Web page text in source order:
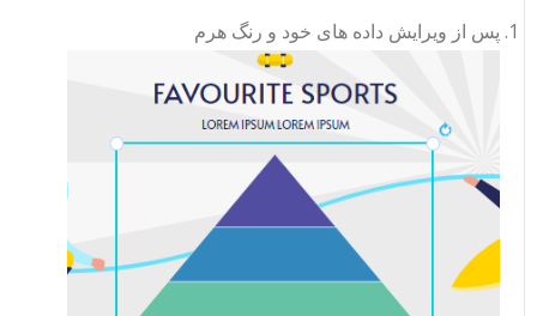
پس از ویرایش داده های خود و رنگ هرم